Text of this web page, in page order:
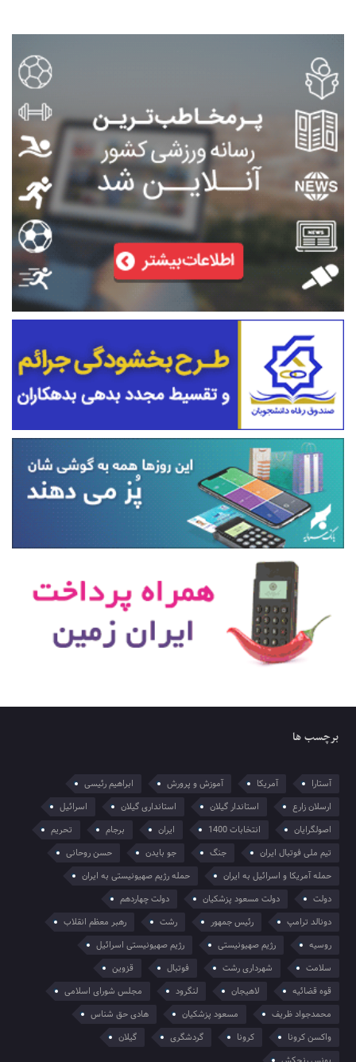
برچسب ها
آستارا آمریکا آموزش و پرورش
ابراهیم رئیسی
ارسلان زارع
استاندار گیلان استانداری گیلان
اسرائیل
اصولگرایان
انتخابات 1400 ایران برجام
تحریم
تیم ملی فوتبال ایران
جنگ جو بایدن
حسن روحانی
حمله آمریکا و اسرائیل به ایران
حمله رژیم صهیونیستی به ایران
دولت
دولت مسعود پزشکیان
دولت چهاردهم
دونالد ترامپ
رئیس جمهور رشت
رهبر معظم انقلاب
روسیه
رژیم صهیونیستی
رژیم صهیونیستی اسرائیل
سلامت
شهرداری رشت فوتبال
قزوین
قوه قضائیه
لاهیجان لنگرود
مجلس شورای اسلامی
محمدجواد ظریف
مسعود پزشکیان
هادی حق شناس
واکسن کرونا
کرونا گردشگری
گیلان